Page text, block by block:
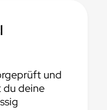
und
deine